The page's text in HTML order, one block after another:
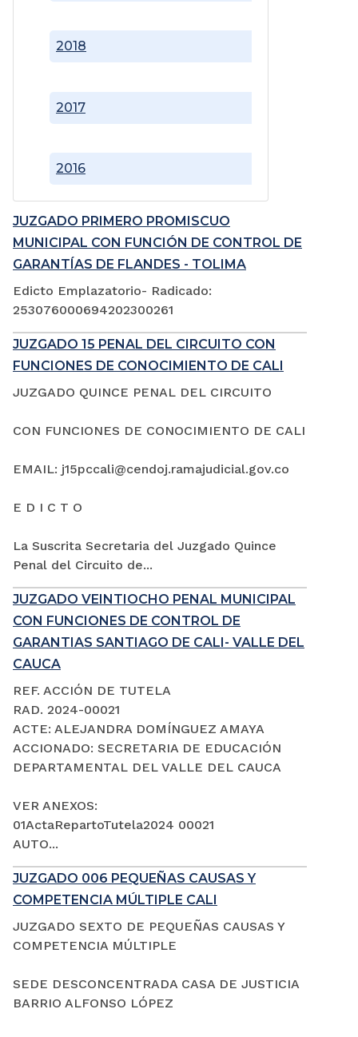
2016
2017
2018
JUZGADO PRIMERO PROMISCUO
MUNICIPAL CON FUNCIÓN DE CONTROL DE
GARANTÍAS DE FLANDES - TOLIMA
Edicto Emplazatorio- Radicado:
253076000694202300261
JUZGADO 15 PENAL DEL CIRCUITO CON
FUNCIONES DE CONOCIMIENTO DE CALI
JUZGADO QUINCE PENAL DEL CIRCUITO
CON FUNCIONES DE CONOCIMIENTO DE CALI
EMAIL: j15pccali@cendoj.ramajudicial.gov.co
E D I C T O
La Suscrita Secretaria del Juzgado Quince
Penal del Circuito de...
JUZGADO VEINTIOCHO PENAL MUNICIPAL
CON FUNCIONES DE CONTROL DE
GARANTIAS SANTIAGO DE CALI- VALLE DEL
CAUCA
REF. ACCIÓN DE TUTELA
RAD. 2024-00021
ACTE: ALEJANDRA DOMÍNGUEZ AMAYA
ACCIONADO: SECRETARIA DE EDUCACIÓN
DEPARTAMENTAL DEL VALLE DEL CAUCA
VER ANEXOS:
01ActaRepartoTutela2024 00021
AUTO...
JUZGADO 006 PEQUEÑAS CAUSAS Y
COMPETENCIA MÚLTIPLE CALI
JUZGADO SEXTO DE PEQUEÑAS CAUSAS Y
COMPETENCIA MÚLTIPLE
SEDE DESCONCENTRADA CASA DE JUSTICIA
BARRIO ALFONSO LÓPEZ